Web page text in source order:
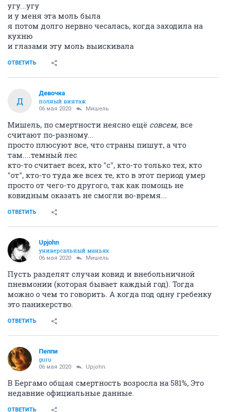
угу...угу
и у меня эта моль была
я потом долго нервно чесалась, когда заходила на
кухню
и глазами эту моль выискивала
ОТВЕТИТЬ
Д
Девочка
полный винтаж
06 мая 2020 Мишель
Мишель, по смертности неясно ещё совсем, все
считают по-разному...
просто плюсуют все, что страны пишут, а что
там....темный лес
кто-то считает всех, кто "с", кто-то только тех, кто
"от", кто-то туда же всех те, кто в этот период умер
просто от чего-то другого, так как помощь не
ковидным оказать не смогли во-время...
ОТВЕТИТЬ
Upjohn
универсальный маньяк
06 мая 2020 Мишель
Пусть разделят случаи ковид и внебольничной
пневмонии (которая бывает каждый год). Тогда
можно о чем то говорить. А когда под одну гребенку
это паникерство.
ОТВЕТИТЬ
Пeппи
guru
06 мая 2020 Upjohn
В Бергамо общая смертность возросла на 581%, Это
недавние официальные данные.
ОТВЕТИТЬ